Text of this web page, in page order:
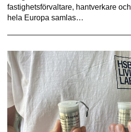
fastighetsförvaltare, hantverkare
hela Europa samlas…